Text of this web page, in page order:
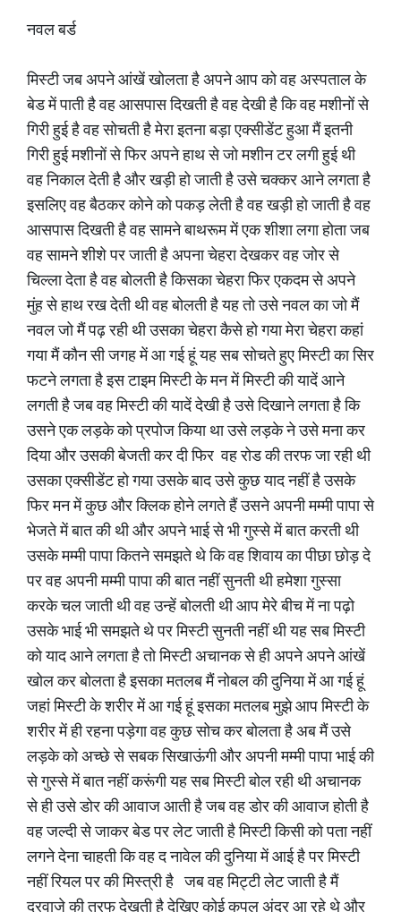
नवल बर्ड
मिस्टी जब अपने आंखें खोलता है अपने आप को वह अस्पताल के
बेड में पाती है वह आसपास दिखती है वह देखी है कि वह मशीनों से
गिरी हुई है वह सोचती है मेरा इतना बड़ा एक्सीडेंट हुआ मैं इतनी
गिरी हुई मशीनों से फिर अपने हाथ से जो मशीन टर लगी हुई थी
वह निकाल देती है और खड़ी हो जाती है उसे चक्कर आने लगता है
इसलिए वह बैठकर कोने को पकड़ लेती है वह खड़ी हो जाती है वह
आसपास दिखती है वह सामने बाथरूम में एक शीशा लगा होता जब
वह सामने शीशे पर जाती है अपना चेहरा देखकर वह जोर से
चिल्ला देता है वह बोलती है किसका चेहरा फिर एकदम से अपने
मुंह से हाथ रख देती थी वह बोलती है यह तो उसे नवल का जो मैं
नवल जो मैं पढ़ रही थी उसका चेहरा कैसे हो गया मेरा चेहरा कहां
गया मैं कौन सी जगह में आ गई हूं यह सब सोचते हुए मिस्टी का सिर
फटने लगता है इस टाइम मिस्टी के मन में मिस्टी की यादें आने
लगती है जब वह मिस्टी की यादें देखी है उसे दिखाने लगता है कि
उसने एक लड़के को प्रपोज किया था उसे लड़के ने उसे मना कर
दिया और उसकी बेजती कर दी फिर वह रोड की तरफ जा रही थी
उसका एक्सीडेंट हो गया उसके बाद उसे कुछ याद नहीं है उसके
फिर मन में कुछ और क्लिक होने लगते हैं उसने अपनी मम्मी पापा से
भेजते में बात की थी और अपने भाई से भी गुस्से में बात करती थी
उसके मम्मी पापा कितने समझते थे कि वह शिवाय का पीछा छोड़ दे
पर वह अपनी मम्मी पापा की बात नहीं सुनती थी हमेशा गुस्सा
करके चल जाती थी वह उन्हें बोलती थी आप मेरे बीच में ना पढ़ो
उसके भाई भी समझते थे पर मिस्टी सुनती नहीं थी यह सब मिस्टी
को याद आने लगता है तो मिस्टी अचानक से ही अपने अपने आंखें
खोल कर बोलता है इसका मतलब मैं नोबल की दुनिया में आ गई हूं
जहां मिस्टी के शरीर में आ गई हूं इसका मतलब मुझे आप मिस्टी के
शरीर में ही रहना पड़ेगा वह कुछ सोच कर बोलता है अब मैं उसे
लड़के को अच्छे से सबक सिखाऊंगी और अपनी मम्मी पापा भाई की
से गुस्से में बात नहीं करूंगी यह सब मिस्टी बोल रही थी अचानक
से ही उसे डोर की आवाज आती है जब वह डोर की आवाज होती है
वह जल्दी से जाकर बेड पर लेट जाती है मिस्टी किसी को पता नहीं
लगने देना चाहती कि वह द नावेल की दुनिया में आई है पर मिस्टी
नहीं रियल पर की मिस्त्री है जब वह मिट्टी लेट जाती है मैं